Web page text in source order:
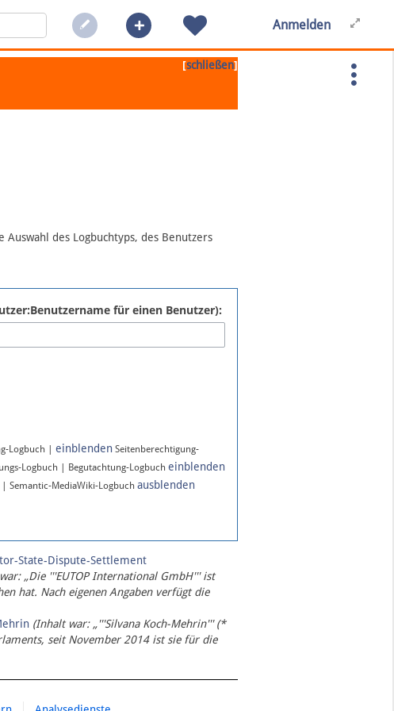
Anmelden
[schließen]
des Logbuchtyps, des Benutzers
für einen Benutzer):
Logbuch | einblenden Seitenberechtigung-
Logbuch | Begutachtung-Logbuch einblenden
| Semantic-MediaWiki-Logbuch ausblenden
State-Dispute-Settlement
„Die '''EUTOP International GmbH''' ist
hat. Nach eigenen Angaben verfügt die
(Inhalt war: „'''Silvana Koch-Mehrin''' (*
seit November 2014 ist sie für die